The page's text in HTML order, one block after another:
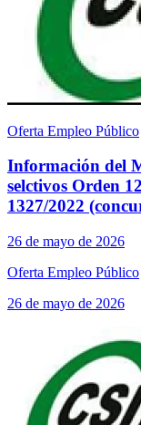
Oferta Empleo Público
Información del
selctivos Orden
1327/2022
26 de mayo de 2026
Oferta Empleo Público
26 de mayo de 2026